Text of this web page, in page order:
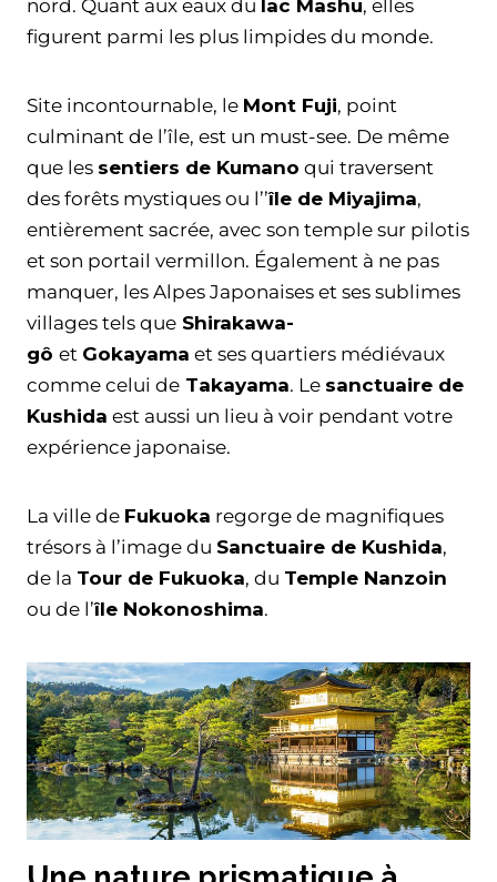
nord. Quant aux eaux du lac Mashu, elles
figurent parmi les plus limpides du monde.
Site incontournable, le Mont Fuji, point
culminant de l’île, est un must-see. De même
que les sentiers de Kumano qui traversent
des forêts mystiques ou l’’île de Miyajima,
entièrement sacrée, avec son temple sur pilotis
et son portail vermillon. Également à ne pas
manquer, les Alpes Japonaises et ses sublimes
villages tels que Shirakawa-
gô et Gokayama et ses quartiers médiévaux
comme celui de Takayama. Le sanctuaire de
Kushida est aussi un lieu à voir pendant votre
expérience japonaise.
La ville de Fukuoka regorge de magnifiques
trésors à l’image du Sanctuaire de Kushida,
de la Tour de Fukuoka, du Temple Nanzoin
ou de l’île Nokonoshima.